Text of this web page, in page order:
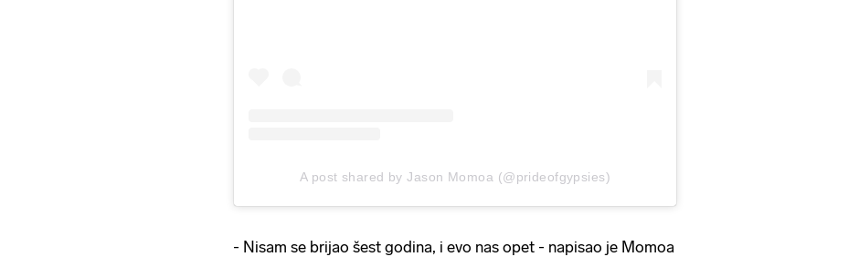
A post shared by Jason Momoa (@prideofgypsies)
- Nisam se brijao šest godina, i evo nas opet - napisao je Momoa